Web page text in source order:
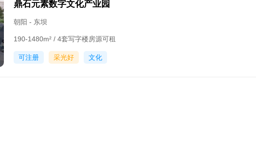
鼎石元素数字文化产业园
朝阳 - 东坝
190-1480m² / 4套写字楼房源可租
可注册 采光好 文化